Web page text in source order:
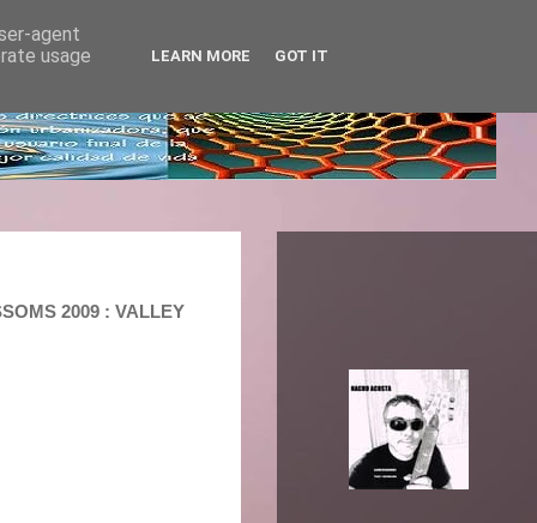
2009 : VALLEY
agent
usage
LEARN MORE GOT IT